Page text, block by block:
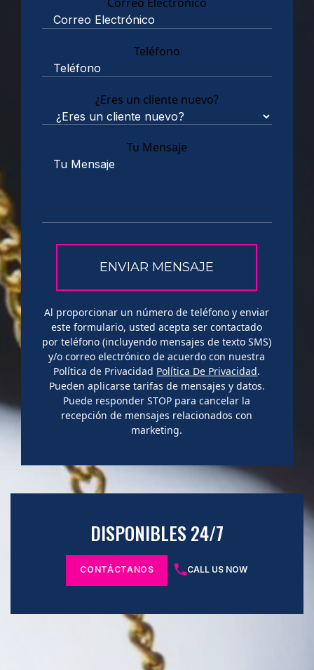
Teléfono
¿Eres un cliente nuevo?
Tu Mensaje
Al proporcionar un número de teléfono y enviar
este formulario, usted acepta ser contactado
por teléfono (incluyendo mensajes de texto SMS)
y/o correo electrónico de acuerdo con nuestra
Política de Privacidad Política De Privacidad.
Pueden aplicarse tarifas de mensajes y datos.
Puede responder STOP para cancelar la
recepción de mensajes relacionados con
marketing.
DISPONIBLES 24/7
CONTÁCTANOS CALL US NOW